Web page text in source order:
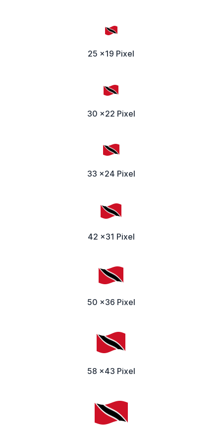
25 x19 Pixel
30 x22 Pixel
33 x24 Pixel
42 x31 Pixel
50 x36 Pixel
58 x43 Pixel